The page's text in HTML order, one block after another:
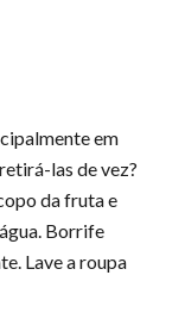
em
las de vez?
da fruta e
Borrife
Lave a roupa